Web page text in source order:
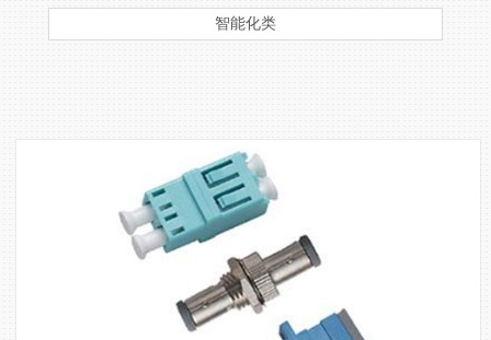
智能化类